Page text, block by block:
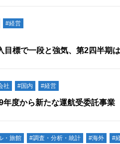
#経営
目標で一段と強気、第2四半期
社 #国内 #経営
度から新たな運航受委託事
・旅館 #調査・分析・統計 #海外 #